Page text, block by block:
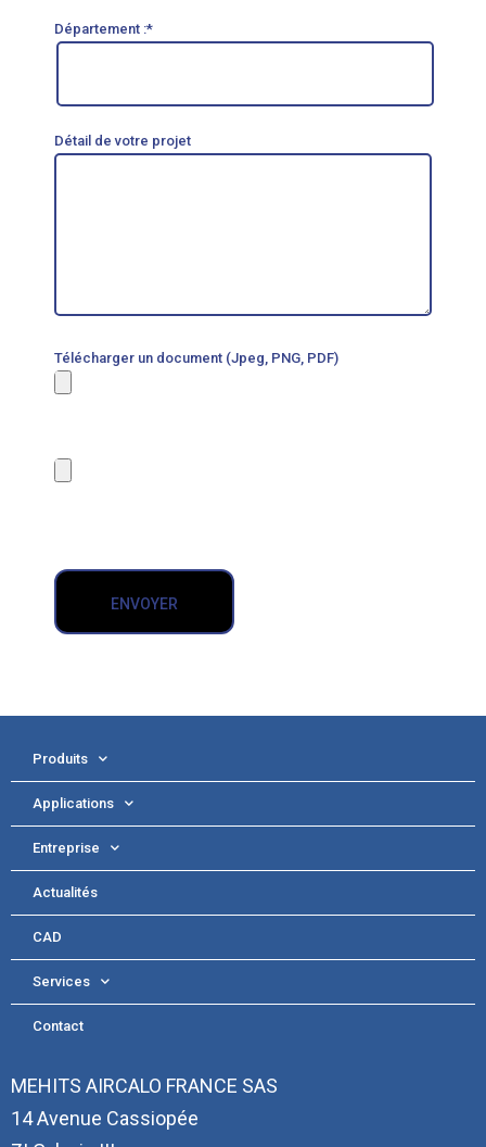
Département :*
Détail de votre projet
Télécharger un document (Jpeg, PNG, PDF)
MEHITS AIRCALO FRANCE SAS
14 Avenue Cassiopée
Produits
Applications
Entreprise
Actualités
CAD
Services
Contact